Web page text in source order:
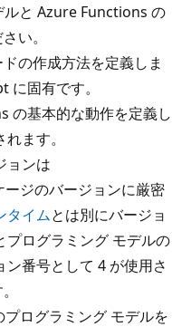
と Azure Functions の
い。
の作成方法を定義しま
に固有です。
の基本的な動作を定義し
ます。
ョンは
ジのバージョンに厳密
タイムとは別にバージョ
プログラミング モデルの
番号として 4 が使用さ
ログラミング モデルを